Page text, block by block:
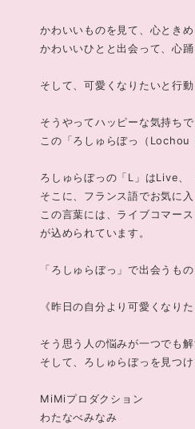
かわいいものを見て、心ときめ
かわいいひとと出会って、心踊
そして、可愛くなりたいと行
そうやってハッピーな気持ち
この「ろしゅらぼっ（Lochou
ろしゅらぼっの「L」はLive
そこに、フランス語でお気に
この言葉には、ライブコマー
が込められています。
「ろしゅらぼっ」で出会うも
《昨日の自分より可愛くなりた
そう思う人の悩みが一つでも解
そして、ろしゅらぼっを見つ
MiMiプロダクション